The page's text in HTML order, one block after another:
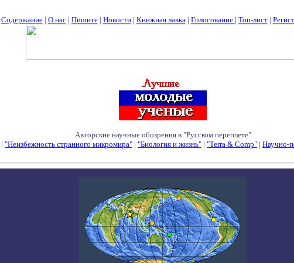
Содержание| О нас| Пишите| Новости| Книжная лавка| Голосование | Топ-лист|
Авторские научные обозрения в "Русском переплете"
| "Неизбежность странного микромира" | "Биология и жизнь" | "Terra & Comp" | Научно-